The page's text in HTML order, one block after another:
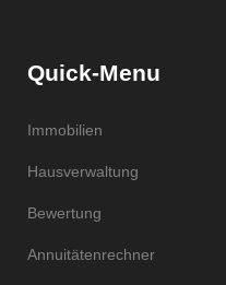
Quick-Menu
Immobilien
Hausverwaltung
Bewertung
Annuitätenrechner